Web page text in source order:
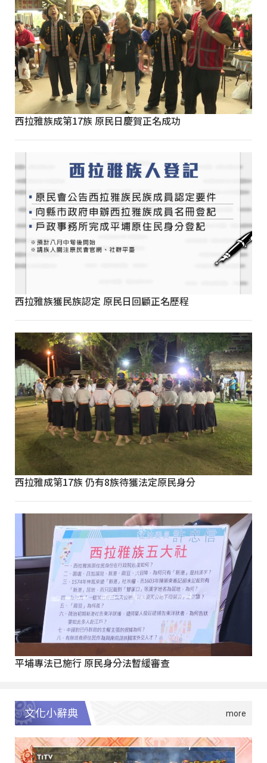
西拉雅族成第17族 原民日慶賀正名成功
西拉雅族獲民族認定 原民日回顧正名歷程
西拉雅成第17族 仍有8族待獲法定原民身分
平埔專法已施行 原民身分法暫緩審查
文化小辭典